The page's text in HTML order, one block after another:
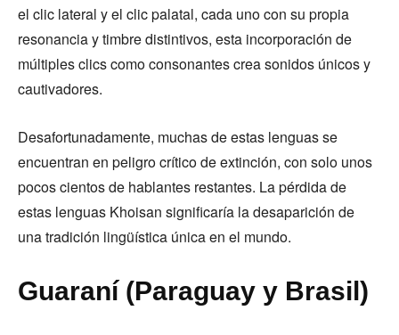
el clic lateral y el clic palatal, cada uno con su propia
resonancia y timbre distintivos, esta incorporación de
múltiples clics como consonantes crea sonidos únicos y
cautivadores.
Desafortunadamente, muchas de estas lenguas se
encuentran en peligro crítico de extinción, con solo unos
pocos cientos de hablantes restantes. La pérdida de
estas lenguas Khoisan significaría la desaparición de
una tradición lingüística única en el mundo.
Guaraní (Paraguay y Brasil)